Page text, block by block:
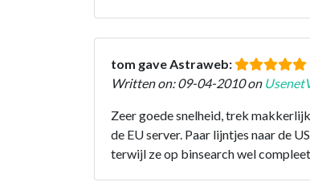
tom gave Astraweb:
Written on: 09-04-2010 on
Zeer goede snelheid, trek
de EU server. Paar lijntjes naar de
terwijl ze op binsearch wel compleet